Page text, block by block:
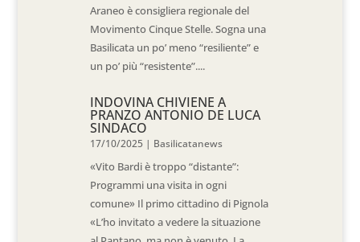
Araneo è consigliera regionale del
Movimento Cinque Stelle. Sogna una
Basilicata un po’ meno “resiliente” e
un po’ più “resistente”....
INDOVINA CHIVIENE A
PRANZO ANTONIO DE LUCA
SINDACO
17/10/2025 | Basilicatanews
«Vito Bardi è troppo “distante”:
Programmi una visita in ogni
comune» Il primo cittadino di Pignola
«L’ho invitato a vedere la situazione